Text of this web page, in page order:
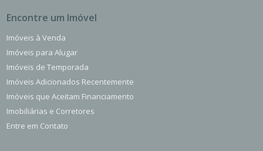
Encontre um Imóvel
Imóveis à Venda
Imóveis para Alugar
Imóveis de Temporada
Imóveis Adicionados Recentemente
Imóveis que Aceitam Financiamento
Imobiliárias e Corretores
Entre em Contato